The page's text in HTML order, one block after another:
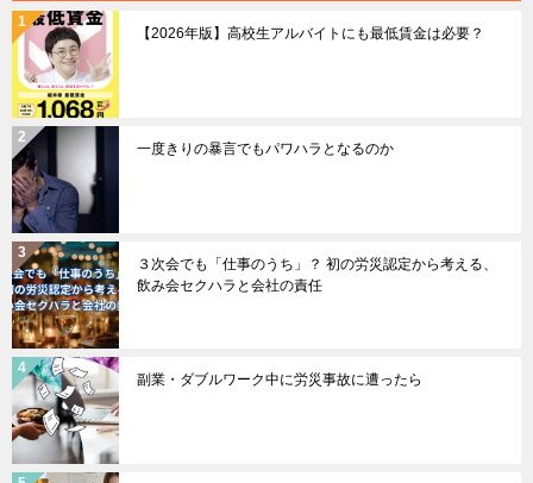
【2026年版】高校生アルバイトにも最低賃金は必要？
一度きりの暴言でもパワハラとなるのか
３次会でも「仕事のうち」？ 初の労災認定から考える、
飲み会セクハラと会社の責任
副業・ダブルワーク中に労災事故に遭ったら